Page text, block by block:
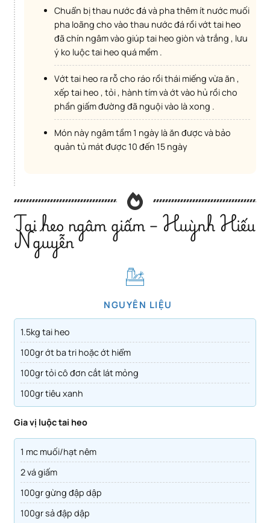
Chuẩn bị thau nước đá và pha thêm ít nước muối
pha loãng cho vào thau nước đá rồi vớt tai heo
đã chín ngâm vào giúp tai heo giòn và trắng , lưu
ý ko luộc tai heo quá mềm .
Vớt tai heo ra rỗ cho ráo rồi thái miếng vừa ăn ,
xếp tai heo , tỏi , hành tím và ớt vào hủ rồi cho
phần giấm đường đã nguội vào là xong .
Món này ngâm tầm 1 ngày là ăn được và bảo
quản tủ mát được 10 đến 15 ngày
Tai heo ngâm giấm – Huỳnh Hiếu
Nguyễn
NGUYÊN LIỆU
1.5kg tai heo
100gr ớt ba tri hoặc ớt hiểm
100gr tỏi cô đơn cắt lát mỏng
100gr tiêu xanh
Gia vị luộc tai heo
1 mc muối/hạt nêm
2 vá giấm
100gr gừng đập dập
100gr sả đập dập